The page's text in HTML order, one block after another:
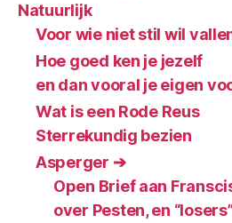
Natuurlijk
Voor wie niet stil wil
Hoe goed ken je jezelf
en dan vooral je eigen
Wat is een Rode Reus
Sterrekundig bezien
Asperger ➔
Open Brief aan
over Pesten, en “losers”